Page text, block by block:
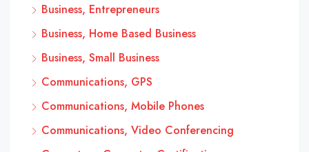
Business, Entrepreneurs
Business, Home Based Business
Business, Small Business
Communications, GPS
Communications, Mobile Phones
Communications, Video Conferencing